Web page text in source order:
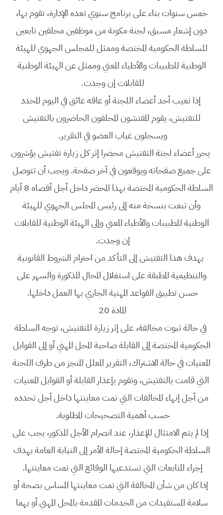
خمس سنوات بناء على برنامج سنوي تعده الإدارة، تقوم بها،
دون إشعار مسبق، لجنة مكونة من موظفين محلفين تابعين
للسلطة الحكومية المختصة وممثل للمجلس الجهوي للهيئة
الوطنية للطبيبات والأطباء المعني وممثل عن الهيئة الوطنية
للقابلات إن وجدت.
إذا تغيب أحد أعضاء اللجنة أو عاقه عائق في اليوم المحدد
للتفتيش، يقوم المفتشون المحلفون الحاضرون بالتفتيش
ويسجلون غياب العضو في التقرير.
يحرر أعضاء لجنة التفتيش محضرا إثر كل زيارة تفتيش يؤشرون
على جميع صفحاته ويوقعون في آخر صفحة. ويجب أن تتوصل
السلطة الحكومية المختصة بهذا المحضر داخل أجل أقصاه 8 أيام
وأن تبعت بنسخة منه إلى رئيس المجلس الجهوي للهيئة
الوطنية للطبيبات والأطباء المعني وإلى الهيئة الوطنية للقابلات
إن وجدت.
يهدف هذا التفتيش إلى التأكد من احترام الشروط القانونية
والتنظيمية المطبقة على استغلال المحال المذكورة والسهر على
حسن تطبيق القواعد المهنية الجاري بها العمل داخلها.
المادة 20
في حالة ثبوت مخالفة، على إثر زيارة للتفتيش، توجه السلطة
الحكومية المختصة إلى القابلة صاحبة المحل المهني أو إلى القوابل
المعنيات في حالة الاشتراك، التقرير المعلل المنجز من طرف اللجنة
التي قامت بالتفتيش، وتقوم بإعذار القابلة أو القوابل المعنيات
من أجل إنهاء المخالفات التي تمت معاينتها داخل أجل تحدده
حسب أهمية التصحيحات المطلوبة.
إذا لم يتم الامتثال للإعذار، عند انصرام الأجل المذكور، يجب على
السلطة الحكومية المختصة إحالة الأمر إلى النيابة العامة بهدف
إجراء المتابعات التي تستدعيها الوقائع التي تمت معاينتها.
إذا كان من شأن المخالفة التي تمت معاينتها المساس بصحة أو
سلامة المستفيدات من الخدمات المقدمة بالمحل المهني أو بهما